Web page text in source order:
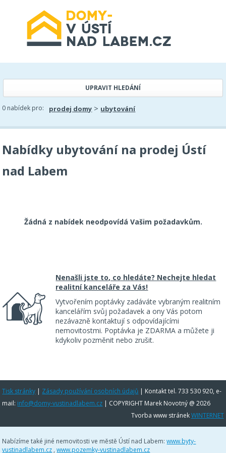
UPRAVIT HLEDÁNÍ
0 nabídek pro: prodej domy > ubytování
Nabídky ubytování na prodej Ústí
nad Labem
Žádná z nabídek neodpovídá Vašim požadavkům.
Nenašli jste to, co hledáte? Nechejte hledat
realitní kanceláře za Vás!
Vytvořením poptávky zadáváte vybraným realitním
kancelářím svůj požadavek a ony Vás potom
nezávazně kontaktují s odpovídajícími
nemovitostmi. Poptávka je ZDARMA a můžete ji
kdykoliv pozměnit nebo zrušit.
Tisk stránky | Zásady používání osobních údajů | Kontakt tel. 733 530 920, e-
mail: info@domy-vustinadlabem.cz | COPYRIGHT Marek Novotný @ 2026
Tvorba www stránekWINTERNET
Nabízíme také jiné nemovitosti ve městě Ústí nad Labem:www.byty-
vustinadlabem.cz ,www.pozemky-vustinadlabem.cz